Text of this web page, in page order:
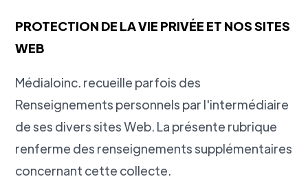
PROTECTION DE LA VIE PRIVÉE ET NOS SITES
WEB
Médialoinc. recueille parfois des
Renseignements personnels par l'intermédiaire
de ses divers sites Web. La présente rubrique
renferme des renseignements supplémentaires
concernant cette collecte.